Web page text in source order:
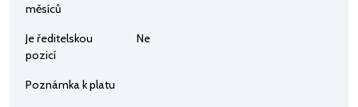
měsíců
Je ředitelskou
pozicí
Ne
Poznámka k platu